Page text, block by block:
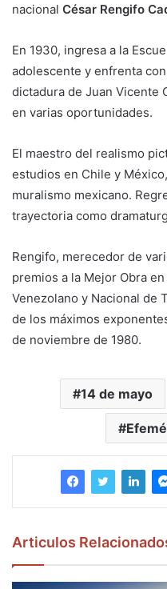
nacional César Rengifo
En 1930, ingresa a la
adolescente y enfrenta
dictadura de Juan Vicente
en varias oportunidades.
El maestro del realismo
estudios en Chile y
muralismo mexicano.
trayectoria como
Rengifo, merecedor de
premios a la Mejor Obra
Venezolano y Nacional de
de los máximos
de noviembre de 1980.
14 de mayo
Articulos